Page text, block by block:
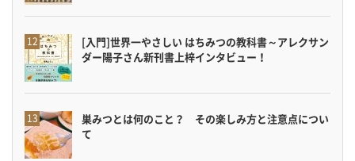
[入門]世界一やさしい はちみつの教科書～アレクサン
ダー陽子さん新刊書上梓インタビュー！
巣みつとは何のこと？ その楽しみ方と注意点につい
て